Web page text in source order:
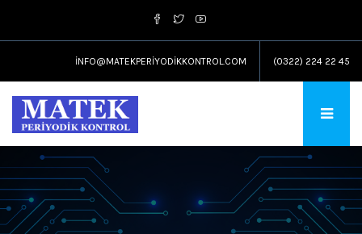
INFO@MATEKPERIYODIKKONTROL.COM (0322) 224 22 45